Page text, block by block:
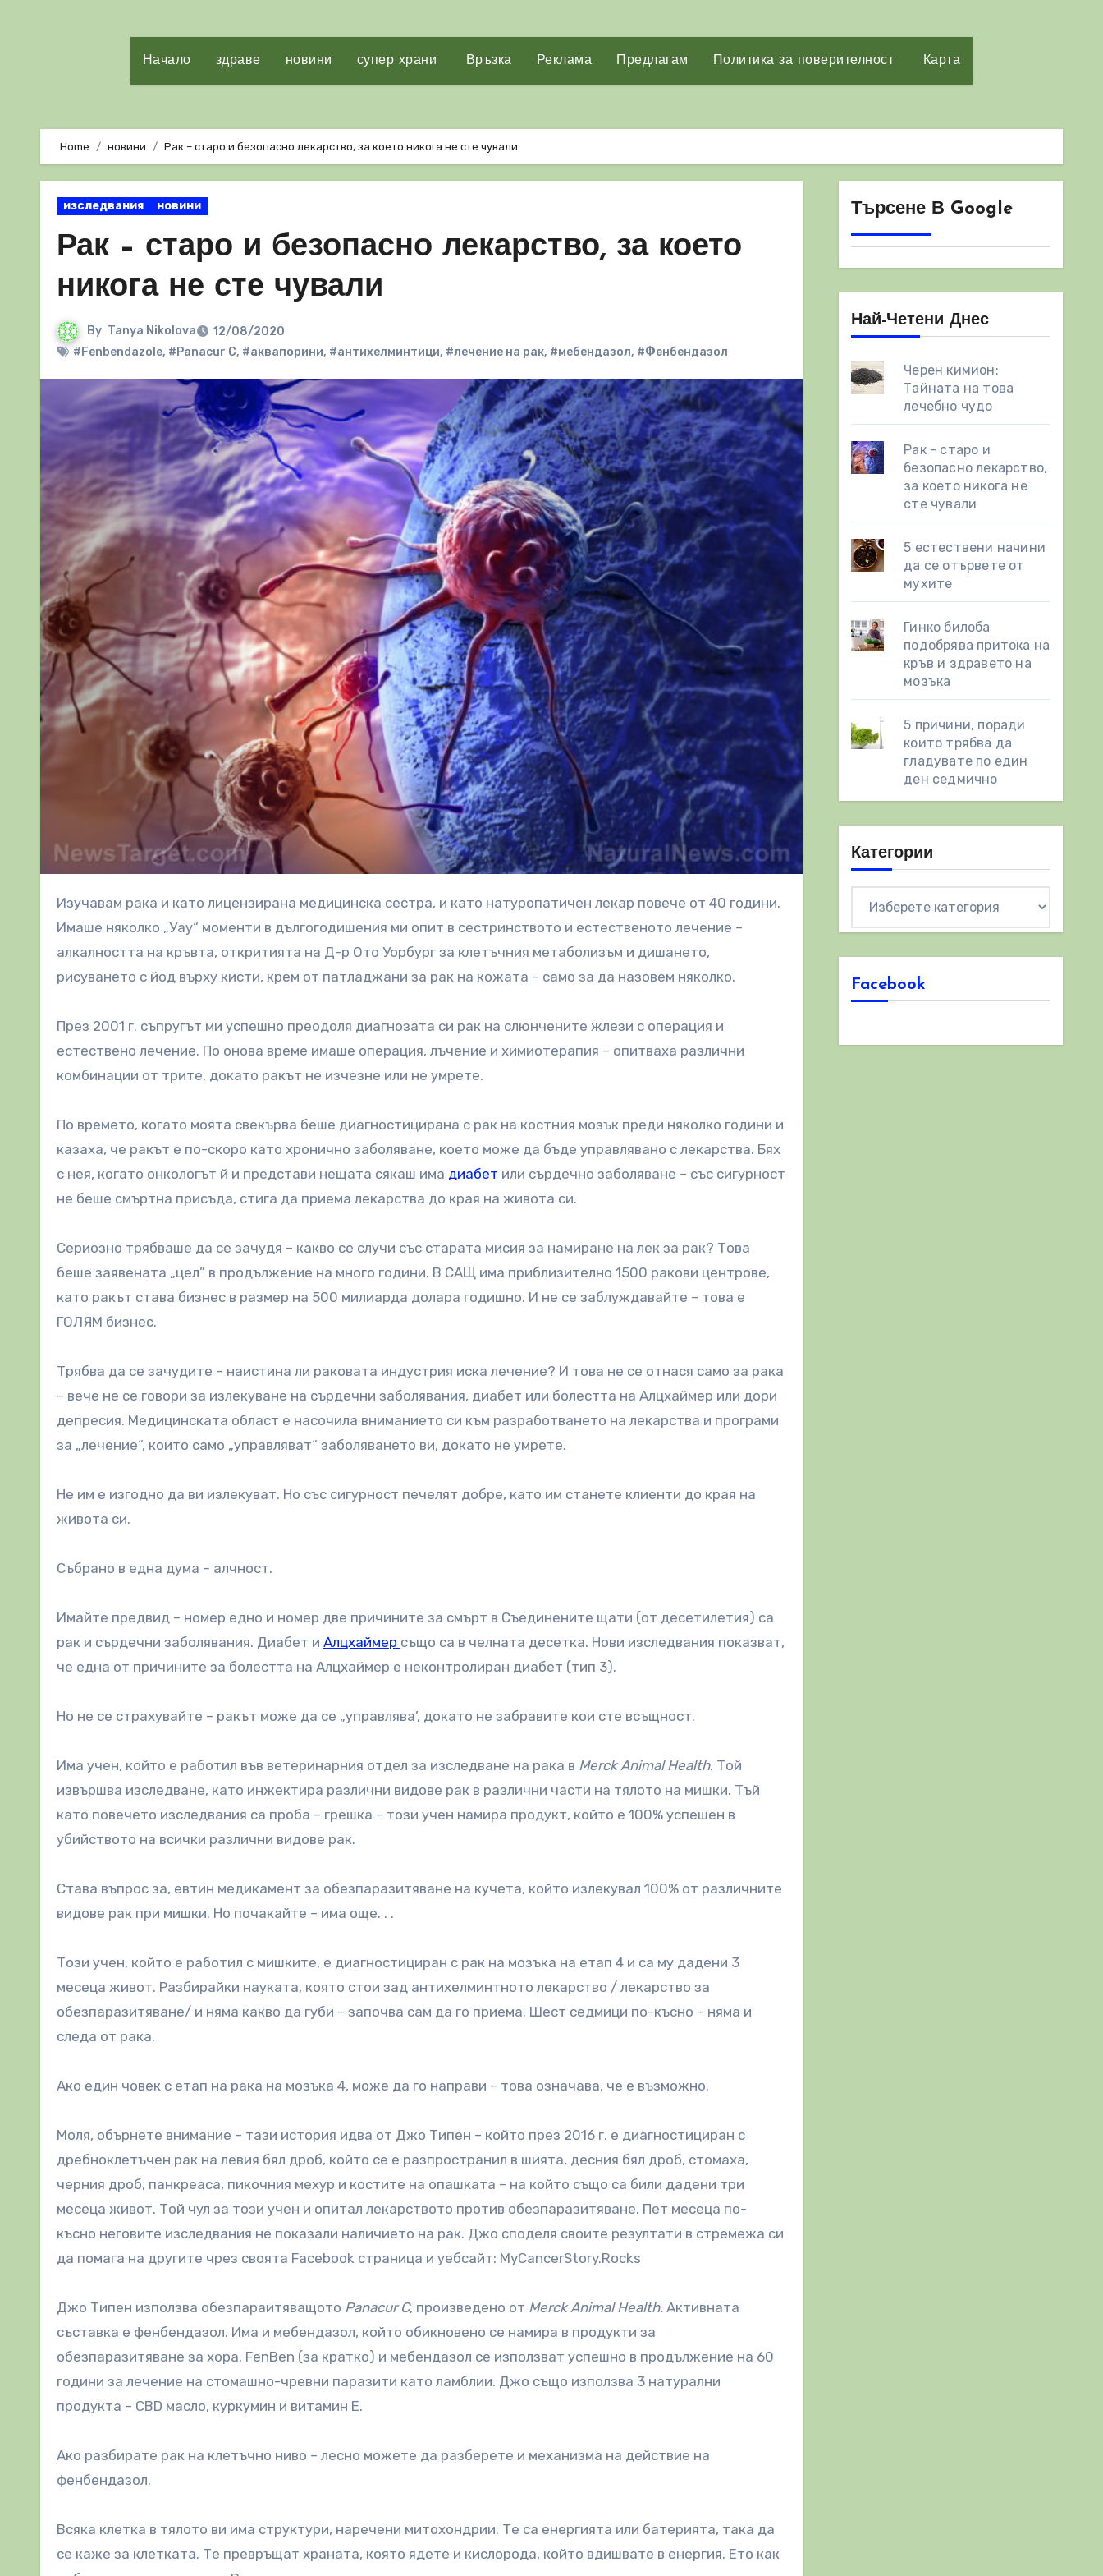
Начало здраве новини супер храни Връзка Реклама Предлагам Политика за поверителност Карта
Home новини Рак – старо и безопасно лекарство, за което никога не сте чували
изследвания новини
Рак – старо и безопасно лекарство, за което
никога не сте чували
By Tanya Nikolova
12/08/2020
#Fenbendazole, #Panacur C, #аквапорини, #антихелминтици, #лечение на рак, #мебендазол, #Фенбендазол
Изучавам рака и като лицензирана медицинска сестра, и като натуропатичен лекар повече от 40 години.
Имаше няколко „Уау“ моменти в дългогодишения ми опит в сестринството и естественото лечение –
алкалността на кръвта, откритията на Д-р Ото Уорбург за клетъчния метаболизъм и дишането,
рисуването с йод върху кисти, крем от патладжани за рак на кожата – само за да назовем няколко.
През 2001 г. съпругът ми успешно преодоля диагнозата си рак на слюнчените жлези с операция и
естествено лечение. По онова време имаше операция, лъчение и химиотерапия – опитваха различни
комбинации от трите, докато ракът не изчезне или не умрете.
По времето, когато моята свекърва беше диагностицирана с рак на костния мозък преди няколко години и
казаха, че ракът е по-скоро като хронично заболяване, което може да бъде управлявано с лекарства. Бях
с нея, когато онкологът й и представи нещата сякаш има диабет или сърдечно заболяване – със сигурност
не беше смъртна присъда, стига да приема лекарства до края на живота си.
Сериозно трябваше да се зачудя – какво се случи със старата мисия за намиране на лек за рак? Това
беше заявената „цел” в продължение на много години. В САЩ има приблизително 1500 ракови центрове,
като ракът става бизнес в размер на 500 милиарда долара годишно. И не се заблуждавайте – това е
ГОЛЯМ бизнес.
Трябва да се зачудите – наистина ли раковата индустрия иска лечение? И това не се отнася само за рака
– вече не се говори за излекуване на сърдечни заболявания, диабет или болестта на Алцхаймер или дори
депресия. Медицинската област е насочила вниманието си към разработването на лекарства и програми
за „лечение“, които само „управляват“ заболяването ви, докато не умрете.
Не им е изгодно да ви излекуват. Но със сигурност печелят добре, като им станете клиенти до края на
живота си.
Събрано в една дума – алчност.
Имайте предвид – номер едно и номер две причините за смърт в Съединените щати (от десетилетия) са
рак и сърдечни заболявания. Диабет и Алцхаймер също са в челната десетка. Нови изследвания показват,
че една от причините за болестта на Алцхаймер е неконтролиран диабет (тип 3).
Но не се страхувайте – ракът може да се „управлява’, докато не забравите кои сте всъщност.
Има учен, който е работил във ветеринарния отдел за изследване на рака в Merck Animal Health. Той
извършва изследване, като инжектира различни видове рак в различни части на тялото на мишки. Тъй
като повечето изследвания са проба – грешка – този учен намира продукт, който е 100% успешен в
убийството на всички различни видове рак.
Става въпрос за, евтин медикамент за обезпаразитяване на кучета, който излекувал 100% от различните
видове рак при мишки. Но почакайте – има още. . .
Този учен, който е работил с мишките, е диагностициран с рак на мозъка на етап 4 и са му дадени 3
месеца живот. Разбирайки науката, която стои зад антихелминтното лекарство / лекарство за
обезпаразитяване/ и няма какво да губи – започва сам да го приема. Шест седмици по-късно – няма и
следа от рака.
Ако един човек с етап на рака на мозъка 4, може да го направи – това означава, че е възможно.
Моля, обърнете внимание – тази история идва от Джо Типен – който през 2016 г. е диагностициран с
дребноклетъчен рак на левия бял дроб, който се е разпространил в шията, десния бял дроб, стомаха,
черния дроб, панкреаса, пикочния мехур и костите на опашката – на който също са били дадени три
месеца живот. Той чул за този учен и опитал лекарството против обезпаразитяване. Пет месеца по-
късно неговите изследвания не показали наличието на рак. Джо споделя своите резултати в стремежа си
да помага на другите чрез своята Facebook страница и уебсайт: MyCancerStory.Rocks
Джо Типен използва обезпараитяващото Panacur C, произведено от Merck Animal Health. Активната
съставка е фенбендазол. Има и мебендазол, който обикновено се намира в продукти за
обезпаразитяване за хора. FenBen (за кратко) и мебендазол се използват успешно в продължение на 60
години за лечение на стомашно-чревни паразити като ламблии. Джо също използва 3 натурални
продукта – CBD масло, куркумин и витамин Е.
Ако разбирате рак на клетъчно ниво – лесно можете да разберете и механизма на действие на
фенбендазол.
Всяка клетка в тялото ви има структури, наречени митохондрии. Те са енергията или батерията, така да
се каже за клетката. Те превръщат храната, която ядете и кислорода, който вдишвате в енергия. Ето как
Търсене В Google
Най-Четени Днес
Черен кимион:
Тайната на това
лечебно чудо
Рак - старо и
безопасно лекарство,
за което никога не
сте чували
5 естествени начини
да се отървете от
мухите
Гинко билоба
подобрява притока на
кръв и здравето на
мозъка
5 причини, поради
които трябва да
гладувате по един
ден седмично
Категории
Facebook